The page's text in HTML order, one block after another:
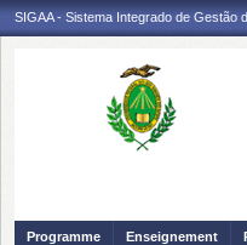
SIGAA - Sistema Integrado de Gestão
Programme Enseignement